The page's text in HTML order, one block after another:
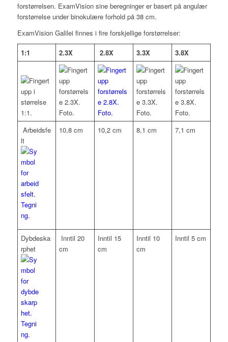
forstørrelsen. ExamVision sine beregninger er basert på angulær
forstørrelse under binokulære forhold på 38 cm.
ExamVision Galilei finnes i fire forskjellige forstørrelser:
1:1 2.3X 2.8X 3.3X 3.8X
Arbeidsfe
lt
10,8 cm 10,2 cm 8,1 cm 7,1 cm
Dybdeska
rphet
Inntil 20
cm
Inntil 15
cm
Inntil 10
cm
Inntil 5 cm